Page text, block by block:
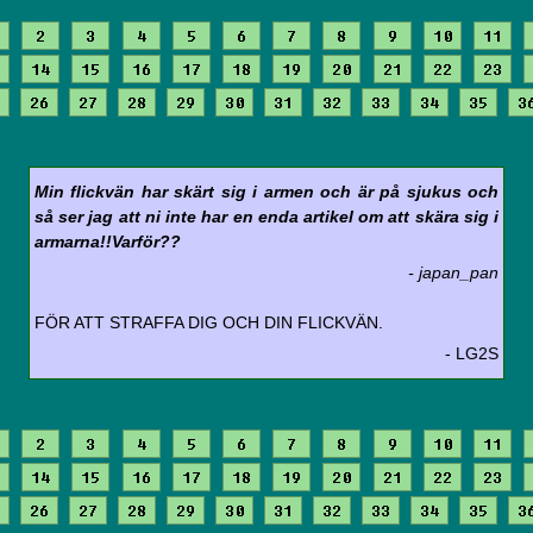
2 3 4 5 6 7 8 9 10 11
14 15 16 17 18 19 20 21 22 23
26 27 28 29 30 31 32 33 34 35
Min flickvän har skärt sig i armen och är på sjukus och
så ser jag att ni inte har en enda artikel om att skära sig i
armarna!!Varför??
- japan_pan
FÖR ATT STRAFFA DIG OCH DIN FLICKVÄN.
- LG2S
2 3 4 5 6 7 8 9 10 11
14 15 16 17 18 19 20 21 22 23
26 27 28 29 30 31 32 33 34 35